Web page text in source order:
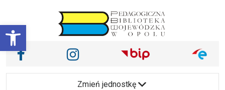
Otwórz pasek narzędzi
Main Navigation
Nasze media społecznościowe i inne
Facebook Instagram
Zmień jednostkę